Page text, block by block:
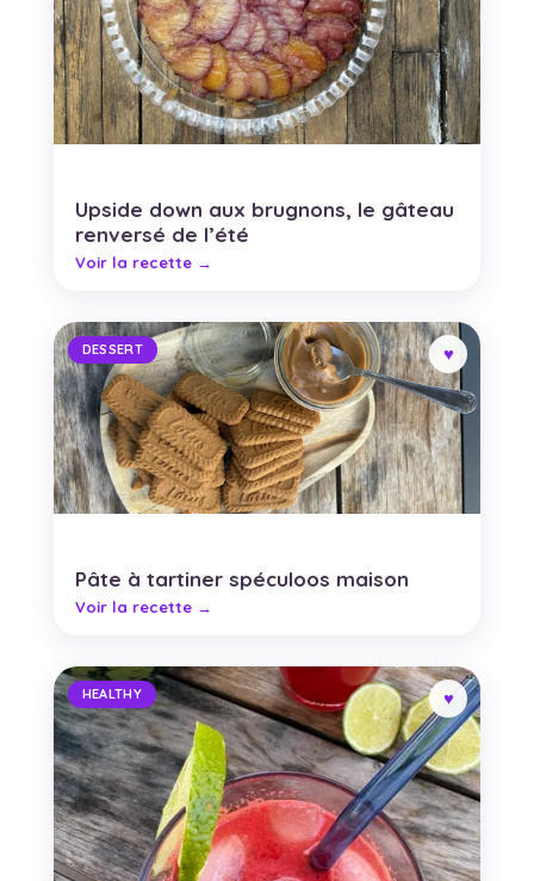
Upside down aux brugnons, le gâteau
renversé de l’été
Pâte à tartiner spéculoos maison
DESSERT
HEALTHY